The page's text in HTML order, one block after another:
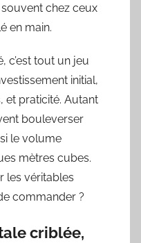
chez ceux
en main.
c’est tout un jeu
initial,
et praticité. Autant
bouleverser
le volume
mètres cubes.
les véritables
commander ?
criblée,